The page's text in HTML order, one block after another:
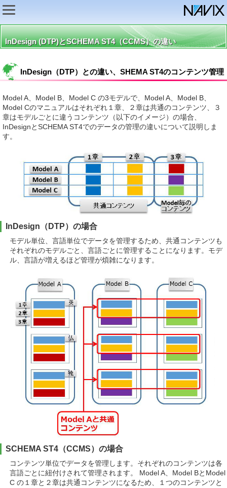
InDesign (DTP)とSCHEMA ST4（CCMS）の違い
InDesign（DTP）との違い、SHEMA ST4のコンテンツ管理
Model A、Model B、Model C の3モデルで、Model A、Model B、
Model Cのマニュアルはそれぞれ１章、２章は共通のコンテンツ、３
章はモデルごとに違うコンテンツ（以下のイメージ）の場合、
InDesignとSCHEMA ST4でのデータの管理の違いについて説明しま
す。
InDesign（DTP）の場合
モデル単位、言語単位でデータを管理するため、共通コンテンツも
それぞれのモデルごと、言語ごとに管理することになります。モデ
ル、言語が増えるほど管理が煩雑になります。
SCHEMA ST4（CCMS）の場合
コンテンツ単位でデータを管理します。それぞれのコンテンツは各
言語ごとに紐付けされて管理されます。 Model A、Model BとModel
C の１章と２章は共通コンテンツになるため、１つのコンテンツと